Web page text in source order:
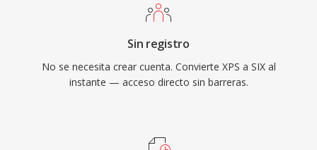
Sin registro
No se necesita crear cuenta. Convierte XPS a SIX al
instante — acceso directo sin barreras.